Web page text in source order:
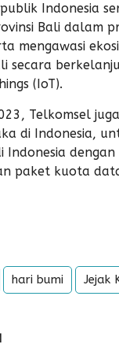
Indonesia
Bali dalam
mengawasi
secara
(IoT).
Telkomsel
di Indonesia,
Indonesia
paket kuota
hari bumi Jejak